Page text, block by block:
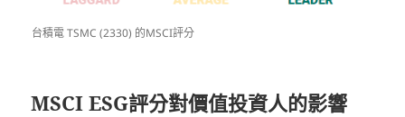
台積電 TSMC (2330) 的MSCI評分
MSCI ESG評分對價值投資人的影響